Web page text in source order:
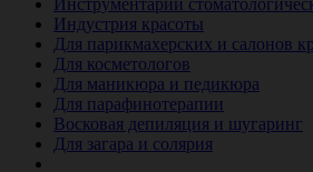
Инструментарий
Индустрия красоты
Для парикмахерских и салонов
Для косметологов
Для маникюра и педикюра
Для парафинотерапии
Восковая депиляция и шугаринг
Для загара и солярия